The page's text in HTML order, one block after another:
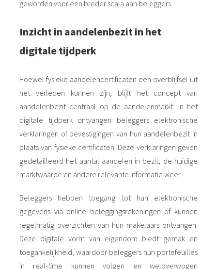
geworden voor een breder scala aan beleggers.
Inzicht in aandelenbezit in het
digitale tijdperk
Hoewel fysieke aandelencertificaten een overblijfsel uit
het verleden kunnen zijn, blijft het concept van
aandelenbezit centraal op de aandelenmarkt. In het
digitale tijdperk ontvangen beleggers elektronische
verklaringen of bevestigingen van hun aandelenbezit in
plaats van fysieke certificaten. Deze verklaringen geven
gedetailleerd het aantal aandelen in bezit, de huidige
marktwaarde en andere relevante informatie weer.
Beleggers hebben toegang tot hun elektronische
gegevens via online beleggingsrekeningen of kunnen
regelmatig overzichten van hun makelaars ontvangen.
Deze digitale vorm van eigendom biedt gemak en
toegankelijkheid, waardoor beleggers hun portefeuilles
in real-time kunnen volgen en weloverwogen